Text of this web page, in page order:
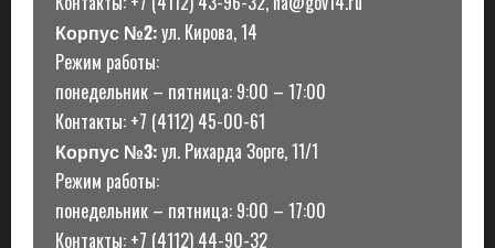
Корпус №2:ул. Кирова, 14
Режим работы:
понедельник – пятница: 9:00 – 17:00
Контакты: +7 (4112) 45-00-61
Корпус №3:ул. Рихарда Зорге, 11/1
Режим работы:
понедельник – пятница: 9:00 – 17:00
Контакты: +7 (4112) 44-90-32